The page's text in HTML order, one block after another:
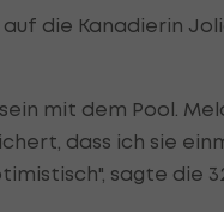
die Kanadierin
mit dem Pool.
dass ich sie
sagte die